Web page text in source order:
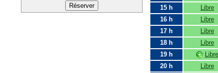
15 h
Libre
16 h
Libre
17 h
Libre
18 h
Libre
19 h
Libre
20 h
Libre